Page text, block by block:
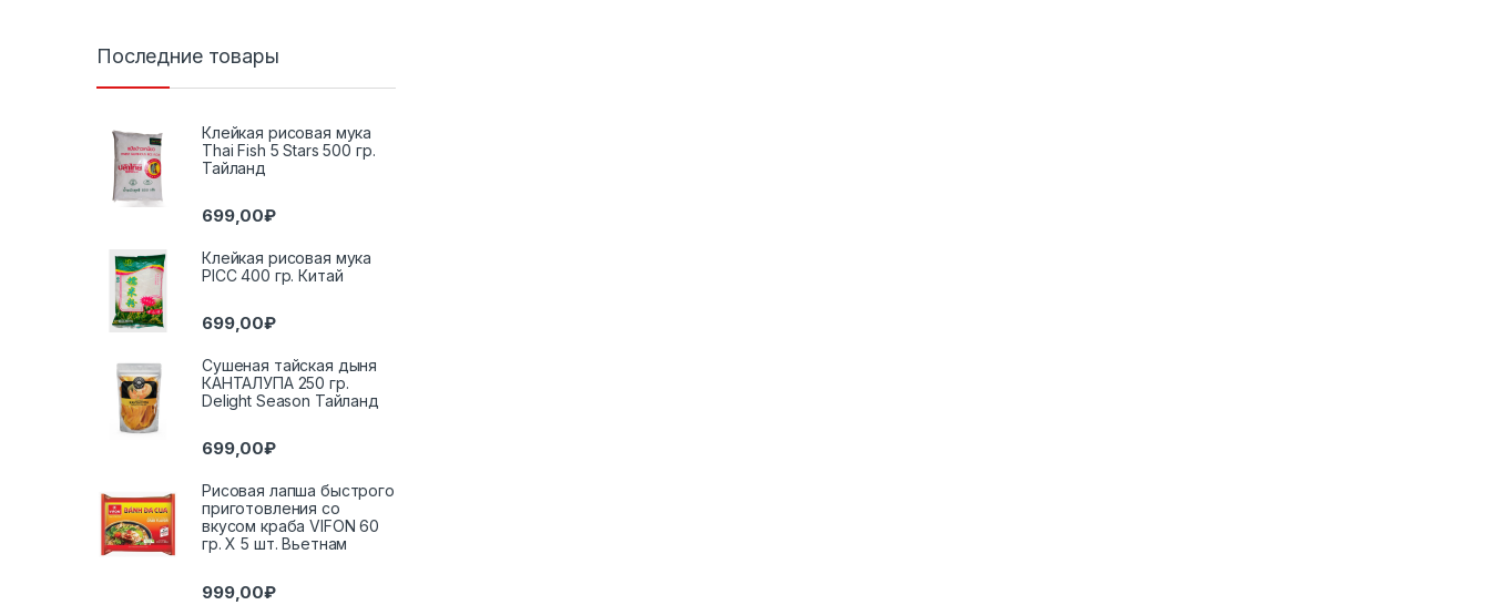
Последние товары
Клейкая рисовая мука
Thai Fish 5 Stars 500 гр.
Тайланд
699,00₽
Клейкая рисовая мука
PICC 400 гр. Китай
699,00₽
Сушеная тайская дыня
КАНТАЛУПА 250 гр.
Delight Season Тайланд
699,00₽
Рисовая лапша быстрого
приготовления со
вкусом краба VIFON 60
гр. Х 5 шт. Вьетнам
999,00₽